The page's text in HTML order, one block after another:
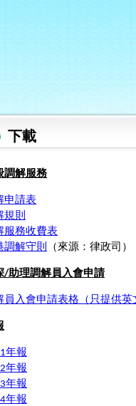
下載
調解服務
申請表
規則
服務收費表
調解守則
（來源：律政司）
/助理調解員入會申請
員入會申請表格（只提供英
年報
年報
年報
年報